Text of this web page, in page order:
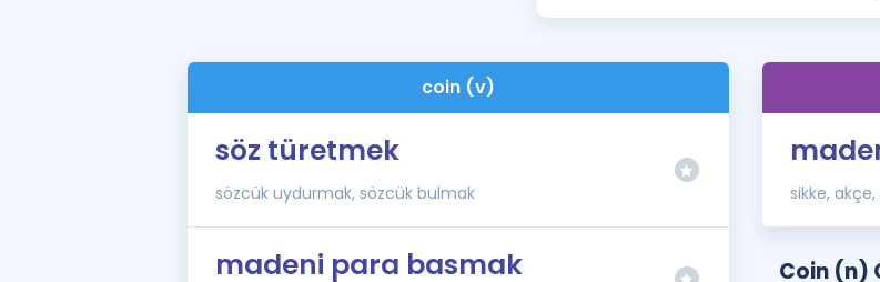
coin (v)
söz türetmek
sözcük uydurmak, sözcük bulmak
madeni para basmak
sikke,
Coin (n)